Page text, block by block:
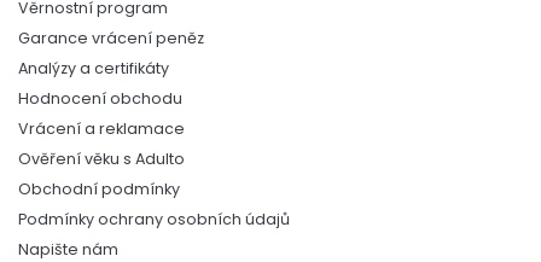
Věrnostní program
Garance vrácení peněz
Analýzy a certifikáty
Hodnocení obchodu
Vrácení a reklamace
Ověření věku s Adulto
Obchodní podmínky
Podmínky ochrany osobních údajů
Napište nám